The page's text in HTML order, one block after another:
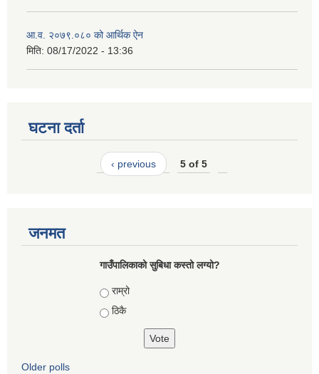
आ.व. २०७९.०८० को आर्थिक ऐन
मिति: 08/17/2022 - 13:36
घटना दर्ता
‹ previous 5 of 5
जनमत
गाउँपालिकाको सुबिधा कस्तो लग्यो?
Choices
राम्रो
ठिकै
Older polls